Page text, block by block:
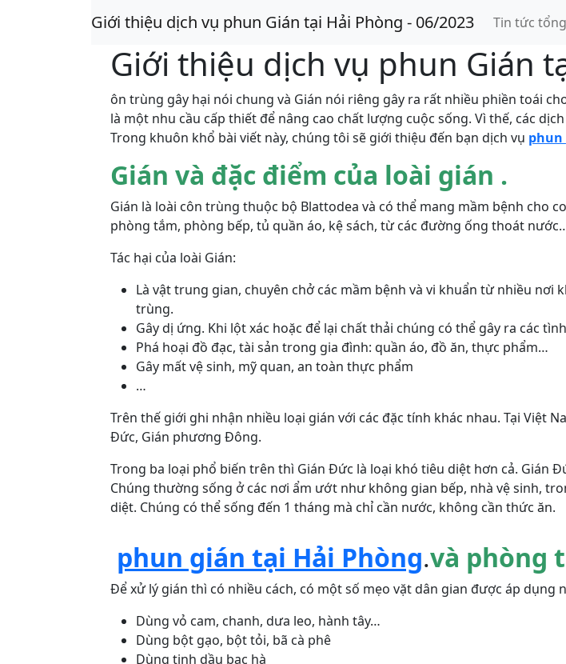
Giới thiệu dịch vụ phun Gián tại Hải Phòng - 06/2023 Tin tức
Giới thiệu dịch vụ phun Gián
ôn trùng gây hại nói chung và Gián nói riêng gây ra rất nhiều phiền toái
là một nhu cầu cấp thiết để nâng cao chất lượng cuộc sống. Vì thế, các
Trong khuôn khổ bài viết này, chúng tôi sẽ giới thiệu đến bạn dịch vụ phun
Gián và đặc điểm của loài gián .
Gián là loài côn trùng thuộc bộ Blattodea và có thể mang mầm bệnh cho
phòng tắm, phòng bếp, tủ quần áo, kệ sách, từ các đường ống thoát
Tác hại của loài Gián:
Là vật trung gian, chuyên chở các mầm bệnh và vi khuẩn từ nhiều nơi
trùng.
Gây dị ứng. Khi lột xác hoặc để lại chất thải chúng có thể gây ra các
Phá hoại đồ đạc, tài sản trong gia đình: quần áo, đồ ăn, thực phẩm…
Gây mất vệ sinh, mỹ quan, an toàn thực phẩm
…
Trên thế giới ghi nhận nhiều loại gián với các đặc tính khác nhau. Tại Việt
Đức, Gián phương Đông.
Trong ba loại phổ biến trên thì Gián Đức là loại khó tiêu diệt hơn cả. Gián
Chúng thường sống ở các nơi ẩm ướt như không gian bếp, nhà vệ sinh,
diệt. Chúng có thể sống đến 1 tháng mà chỉ cần nước, không cần thức ăn.
phun gián tại Hải Phòng.và phòng
Để xử lý gián thì có nhiều cách, có một số mẹo vặt dân gian được áp dụng
Dùng vỏ cam, chanh, dưa leo, hành tây…
Dùng bột gạo, bột tỏi, bã cà phê
Dùng tinh dầu bạc hà